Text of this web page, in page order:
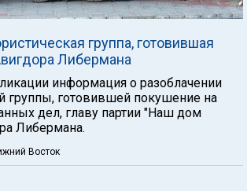
группа, готовившая
Либермана
информация о разоблачении
группы, готовившей покушение на
дел, главу партии "Наш дом
Либермана.
Восток